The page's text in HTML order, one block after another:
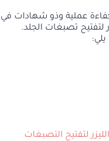
عملية وذو شهادات في
لتفتيح تصبغات الجلد.
لتفتيح التصبغات